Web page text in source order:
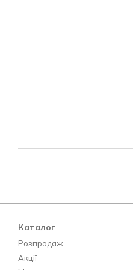
Каталог
Розпродаж
Акції